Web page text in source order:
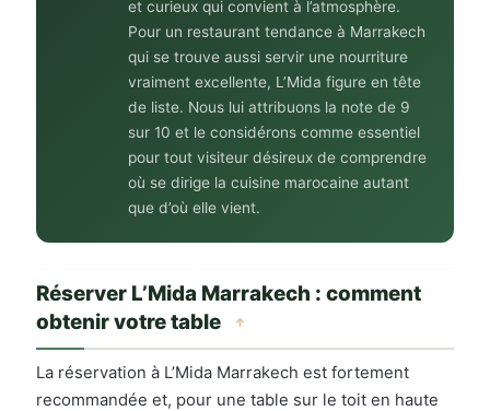
et curieux qui convient à l’atmosphère.
Pour un restaurant tendance à Marrakech
qui se trouve aussi servir une nourriture
vraiment excellente, L’Mida figure en tête
de liste. Nous lui attribuons la note de 9
sur 10 et le considérons comme essentiel
pour tout visiteur désireux de comprendre
où se dirige la cuisine marocaine autant
que d’où elle vient.
Réserver L’Mida Marrakech : comment
obtenir votre table
↑
La réservation à L’Mida Marrakech est fortement
recommandée et, pour une table sur le toit en haute